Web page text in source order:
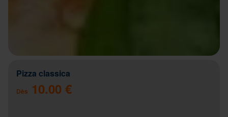
Pizza classica
Dès 10.00 €